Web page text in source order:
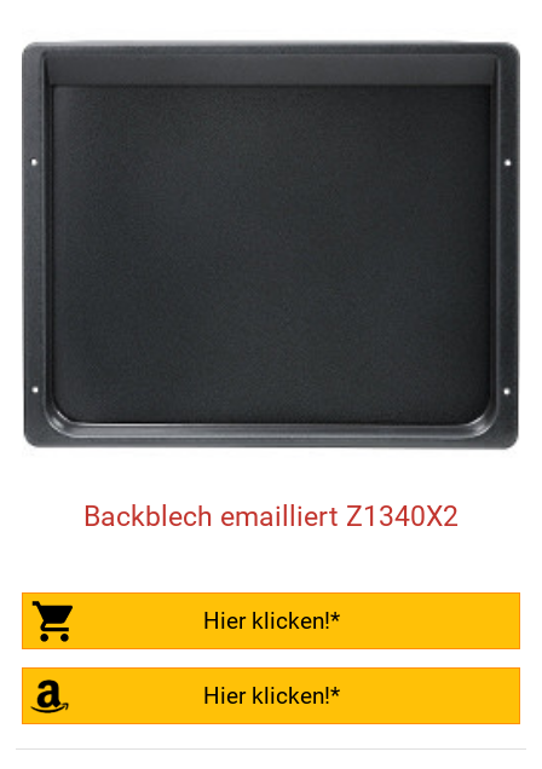
Backblech emailliert Z1340X2
Hier klicken!*
Hier klicken!*